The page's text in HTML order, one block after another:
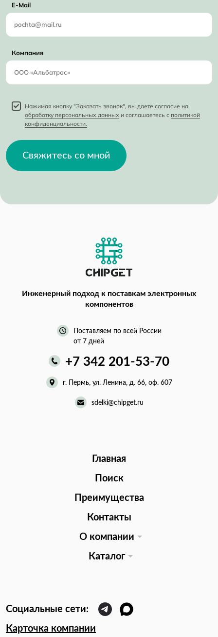
E-Mail
Компания
Нажимая кнопку "Заказать звонок", вы даете согласие на
обработку персональных данных и соглашаетесь с политикой
конфиденциальности.
Свяжитесь со мной
Инженерный подход к поставкам электронных
компонентов
Поставляем по всей России
от 7 дней
+7 342 201-53-70
г. Пермь, ул. Ленина, д. 66, оф. 607
sdelki@chipget.ru
Главная
Поиск
Преимущества
Контакты
О компании
Каталог
Карточка компании